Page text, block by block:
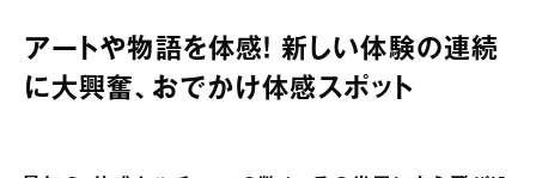
アートや物語を体感！ 新しい体験の連続
に大興奮、おでかけ体感スポット